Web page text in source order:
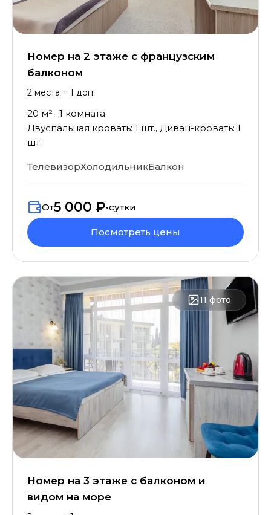
Номер на 2 этаже с французским
балконом
2 места + 1 доп.
20 м² · 1 комната
Двуспальная кровать: 1 шт., Диван-кровать: 1
шт.
ТелевизорХолодильникБалкон
От5 000 ₽•сутки
Посмотреть цены
11 фото
Номер на 3 этаже с балконом и
видом на море